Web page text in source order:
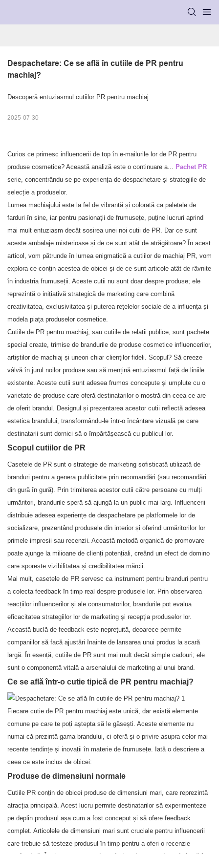
Despachetare: Ce se află în cutiile de PR pentru
machiaj?
Descoperă entuziasmul cutiilor PR pentru machiaj
2025-07-30
Curios ce primesc influencerii de top în e-mailurile lor de PR pentru
produse cosmetice? Această analiză este o continuare a... Pachet PR
serie, concentrându-se pe experiența de despachetare și strategiile de
selecție a produselor.
Lumea machiajului este la fel de vibrantă și colorată ca paletele de
farduri în sine, iar pentru pasionații de frumusețe, puține lucruri aprind
mai mult entuziasm decât sosirea unei noi cutii de PR. Dar ce sunt
aceste ambalaje misterioase și de ce sunt atât de atrăgătoare? În acest
articol, vom pătrunde în lumea enigmatică a cutiilor de machiaj PR, vom
explora ce conțin acestea de obicei și de ce sunt articole atât de râvnite
în industria frumuseții. Aceste cutii nu sunt doar despre produse; ele
reprezintă o inițiativă strategică de marketing care combină
creativitatea, exclusivitatea și puterea rețelelor sociale de a influența și
modela piața produselor cosmetice.
Cutiile de PR pentru machiaj, sau cutiile de relații publice, sunt pachete
special create, trimise de brandurile de produse cosmetice influencerilor,
artiștilor de machiaj și uneori chiar clienților fideli. Scopul? Să creeze
vâlvă în jurul noilor produse sau să mențină entuziasmul față de liniile
existente. Aceste cutii sunt adesea frumos concepute și umplute cu o
varietate de produse care oferă destinatarilor o mostră din ceea ce are
de oferit brandul. Designul și prezentarea acestor cutii reflectă adesea
estetica brandului, transformându-le într-o încântare vizuală pe care
destinatarii sunt dornici să o împărtășească cu publicul lor.
Scopul cutiilor de PR
Casetele de PR sunt o strategie de marketing sofisticată utilizată de
branduri pentru a genera publicitate prin recomandări (sau recomandări
din gură în gură). Prin trimiterea acestor cutii către persoane cu mulți
urmăritori, brandurile speră să ajungă la un public mai larg. Influencerii
distribuie adesea experiențe de despachetare pe platformele lor de
socializare, prezentând produsele din interior și oferind urmăritorilor lor
primele impresii sau recenzii. Această metodă organică de promovare
poate ajunge la milioane de clienți potențiali, creând un efect de domino
care sporește vizibilitatea și credibilitatea mărcii.
Mai mult, casetele de PR servesc ca instrument pentru branduri pentru
a colecta feedback în timp real despre produsele lor. Prin observarea
reacțiilor influencerilor și ale consumatorilor, brandurile pot evalua
eficacitatea strategiilor lor de marketing și recepția produselor lor.
Această buclă de feedback este neprețuită, deoarece permite
companiilor să facă ajustări înainte de lansarea unui produs la scară
largă. În esență, cutiile de PR sunt mai mult decât simple cadouri; ele
sunt o componentă vitală a arsenalului de marketing al unui brand.
Ce se află într-o cutie tipică de PR pentru machiaj?
Fiecare cutie de PR pentru machiaj este unică, dar există elemente
comune pe care te poți aștepta să le găsești. Aceste elemente nu
numai că prezintă gama brandului, ci oferă și o privire asupra celor mai
recente tendințe și inovații în materie de frumusețe. Iată o descriere a
ceea ce este inclus de obicei:
Produse de dimensiuni normale
Cutiile PR conțin de obicei produse de dimensiuni mari, care reprezintă
atracția principală. Acest lucru permite destinatarilor să experimenteze
pe deplin produsul așa cum a fost conceput și să ofere feedback
complet. Articolele de dimensiuni mari sunt cruciale pentru influencerii
care trebuie să testeze produsul în timp pentru a oferi o recenzie